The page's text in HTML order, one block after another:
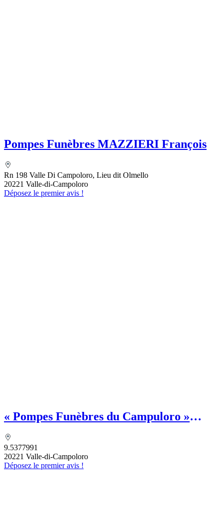
Pompes Funèbres MAZZIERI François
Rn 198 Valle Di Campoloro, Lieu dit Olmello
20221 Valle-di-Campoloro
Déposez le premier avis !
« Pompes Funèbres du Campuloro »
funéraire
9.5377991
20221 Valle-di-Campoloro
Déposez le premier avis !